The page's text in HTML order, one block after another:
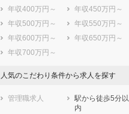
年収400万円～
年収450万円～
年収500万円～
年収550万円～
年収600万円～
年収650万円～
年収700万円～
人気のこだわり条件から求人を探す
管理職求人
駅から徒歩5分以
内